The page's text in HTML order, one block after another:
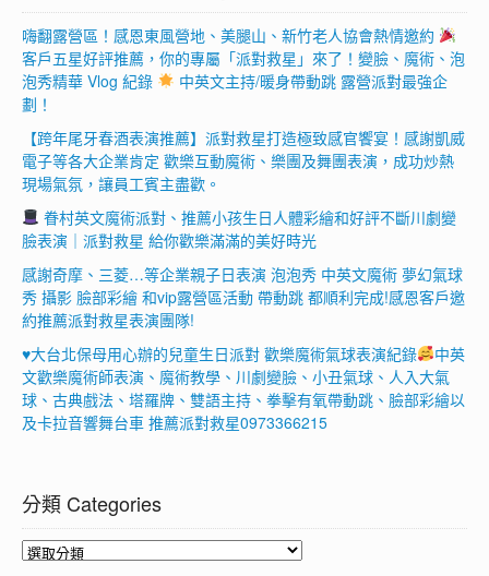
嗨翻露營區！感恩東風營地、美腿山、新竹老人協會熱情邀約
客戶五星好評推薦，你的專屬「派對救星」來了！變臉、魔術、泡
泡秀精華 Vlog 紀錄
中英文主持/暖身帶動跳 露營派對最強企
劃！
【跨年尾牙春酒表演推薦】派對救星打造極致感官饗宴！感謝凱威
電子等各大企業肯定 歡樂互動魔術、樂團及舞團表演，成功炒熱
現場氣氛，讓員工賓主盡歡。
眷村英文魔術派對、推薦小孩生日人體彩繪和好評不斷川劇變
臉表演｜派對救星 給你歡樂滿滿的美好時光
感謝奇摩、三菱…等企業親子日表演 泡泡秀 中英文魔術 夢幻氣球
秀 攝影 臉部彩繪 和vip露營區活動 帶動跳 都順利完成!感恩客戶邀
約推薦派對救星表演團隊!
♥大台北保母用心辦的兒童生日派對 歡樂魔術氣球表演紀錄
中英
文歡樂魔術師表演、魔術教學、川劇變臉、小丑氣球、人入大氣
球、古典戲法、塔羅牌、雙語主持、拳擊有氧帶動跳、臉部彩繪以
及卡拉音響舞台車 推薦派對救星0973366215
分類 Categories
分